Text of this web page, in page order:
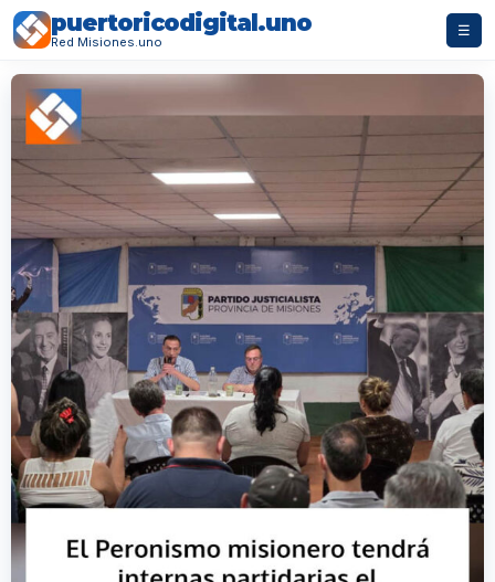
puertoricodigital.uno
Red Misiones.uno
☰